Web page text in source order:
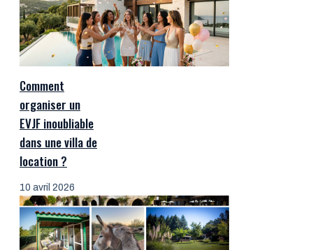
Comment
organiser un
EVJF inoubliable
dans une villa de
location ?
10 avril 2026